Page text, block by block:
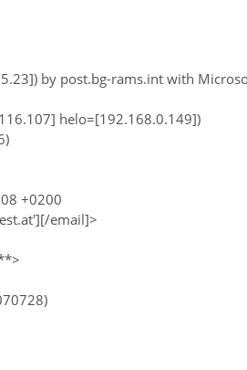
by post.bg-rams.int with
helo=[192.168.0.149])
+0200
email]>